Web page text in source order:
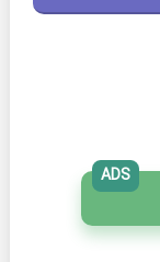
ADS